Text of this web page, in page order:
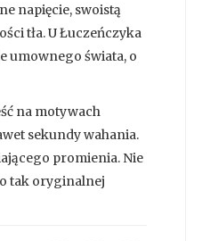
napięcie, swoistą
tła. U Łuczeńczyka
umownego świata, o
na motywach
sekundy wahania.
promienia. Nie
tak oryginalnej